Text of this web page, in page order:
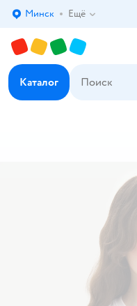
Выбор адреса доставки.
Минск Ещё
Каталог